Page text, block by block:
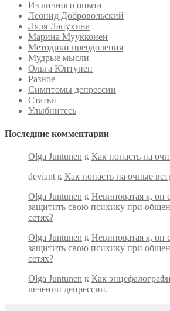
Из личного опыта
Леонид Добровольский
Ляля Лапухина
Марина Муукконен
Методики преодоления
Мудрые мысли
Ольга Юнтунен
Разное
Симптомы депрессии
Статьи
Улыбнитесь
Последние комментарии
Olga Juntunen к Как попасть на
deviant к Как попасть на очные
Olga Juntunen к Невиноватая я,
защитить свою психику при
сетях?
Olga Juntunen к Невиноватая я,
защитить свою психику при
сетях?
Olga Juntunen к Как
лечении депрессии.